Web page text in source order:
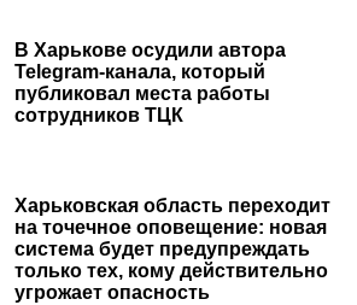
В Харькове осудили автора
Telegram-канала, который
публиковал места работы
сотрудников ТЦК
Харьковская область переходит
на точечное оповещение: новая
система будет предупреждать
только тех, кому действительно
угрожает опасность